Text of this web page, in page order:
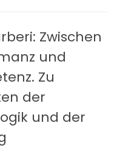
Zwischen
und
Zu
der
und der